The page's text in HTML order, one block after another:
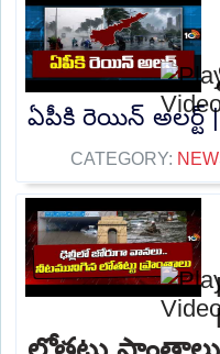
ఏపీకి రెయిన్ అలర్ట్
CATEGORY: